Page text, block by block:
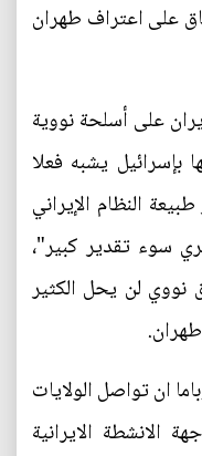
على اعتراف طهران
على أسلحة نووية
بإسرائيل يشبه فعلا
النظام الإيراني
سوء تقدير كبير"،
نووي لن يحل الكثير
ان تواصل الولايات
الانشطة الايرانية